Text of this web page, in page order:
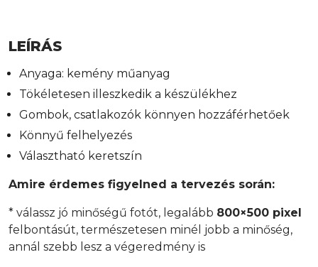
LEÍRÁS
Anyaga: kemény műanyag
Tökéletesen illeszkedik a készülékhez
Gombok, csatlakozók könnyen hozzáférhetőek
Könnyű felhelyezés
Választható keretszín
Amire érdemes figyelned a tervezés során:
* válassz jó minőségű fotót, legalább 800×500 pixel
felbontásút, természetesen minél jobb a minőség,
annál szebb lesz a végeredmény is